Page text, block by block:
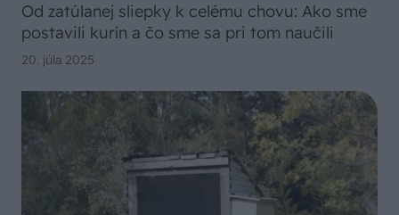
Od zatúlanej sliepky k celému chovu: Ako sme
postavili kurín a čo sme sa pri tom naučili
20. júla 2025